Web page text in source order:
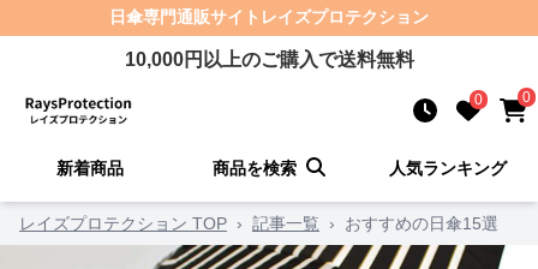
日傘専門通販サイト レイズプロテクション
10,000円以上のご購入で送料無料
0 0
新着商品 商品を検索 人気ランキング
レイズプロテクション TOP › 記事一覧 › おすすめの日傘15選